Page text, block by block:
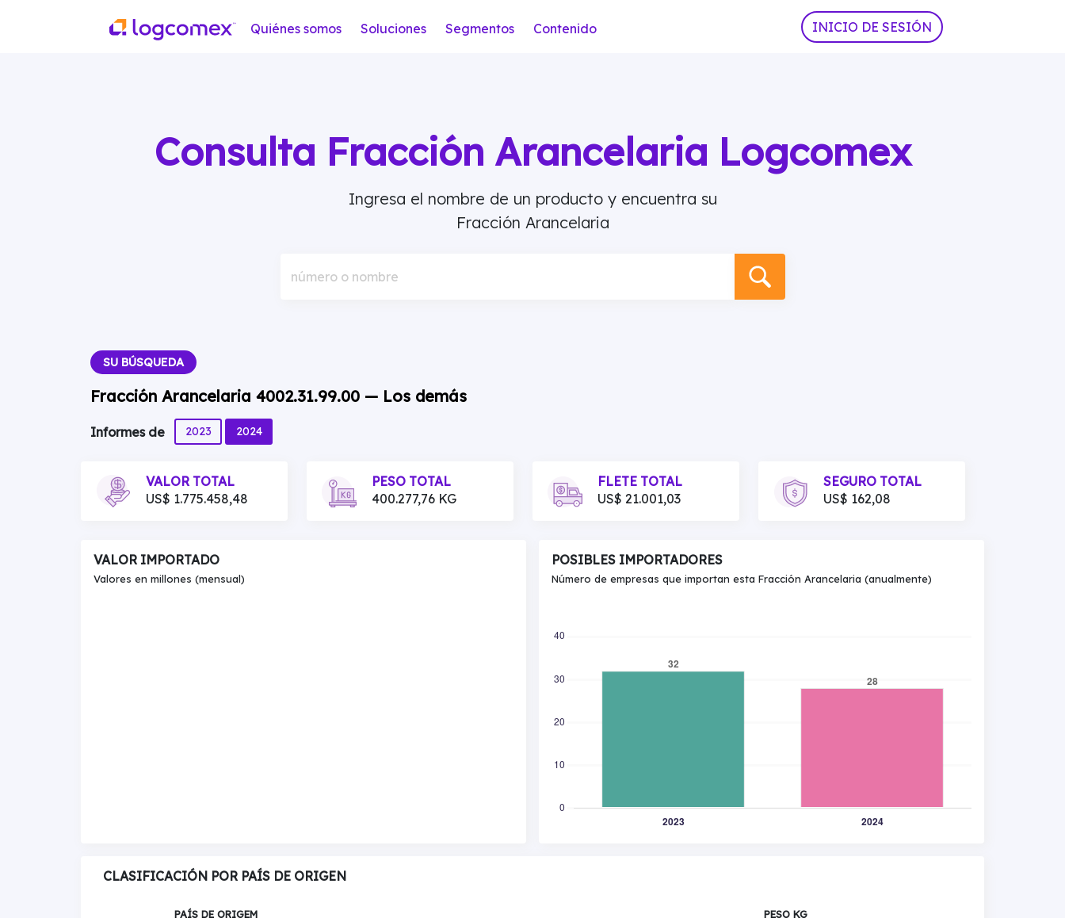
Quiénes somos Soluciones Segmentos Contenido INICIO DE SESIÓN
Consulta Fracción Arancelaria Logcomex
Ingresa el nombre de un producto y encuentra su
Fracción Arancelaria
número o nombre
SU BÚSQUEDA
Fracción Arancelaria 4002.31.99.00 — Los demás
Informes de 2023 2024
VALOR TOTAL
US$ 1.775.458,48
PESO TOTAL
400.277,76 KG
FLETE TOTAL
US$ 21.001,03
SEGURO TOTAL
US$ 162,08
VALOR IMPORTADO
Valores en millones (mensual)
POSIBLES IMPORTADORES
Número de empresas que importan esta Fracción Arancelaria (anualmente)
CLASIFICACIÓN POR PAÍS DE ORIGEN
PAÍS DE ORIGEM PESO KG